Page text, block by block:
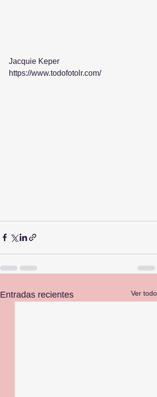
Jacquie Keper
https://www.todofotolr.com/
Entradas recientes Ver todo